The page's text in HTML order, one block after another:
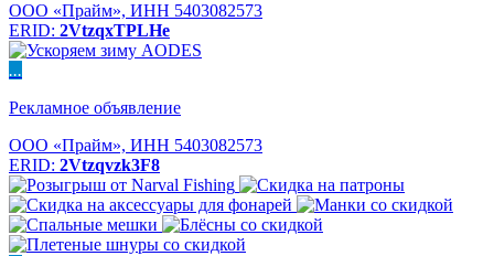
ООО «Прайм», ИНН 5403082573
ERID: 2VtzqxTPLHe
...
Рекламное объявление
ООО «Прайм», ИНН 5403082573
ERID: 2Vtzqvzk3F8